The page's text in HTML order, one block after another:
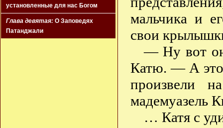
установленные для нас Богом
Глава девятая: О Заповедях
Патанджали
мальчика и
свои
— Ну вот
Катю. — А
произвели
мадемуазель
… Катя с